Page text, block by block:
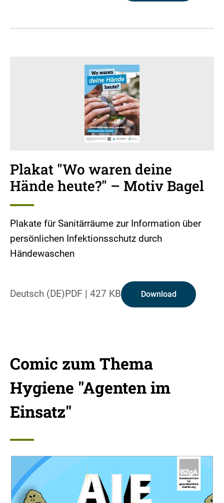
Plakat "Wo waren deine
Hände heute?" – Motiv Bagel
Plakate für Sanitärräume zur Information über
persönlichen Infektionsschutz durch
Händewaschen
Deutsch (DE)PDF | 427 KB Download
Comic zum Thema
Hygiene "Agenten im
Einsatz"